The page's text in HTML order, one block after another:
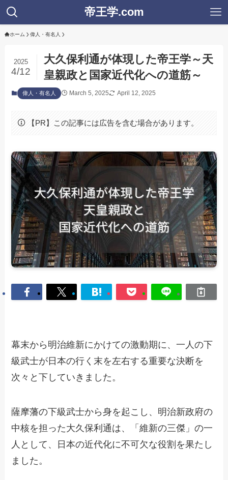
帝王学.com
ホーム 偉人・有名人
大久保利通が体現した帝王学～天
皇親政と国家近代化への道筋～
2025
4/12
偉人・有名人 March 5, 2025 April 12, 2025
【PR】この記事には広告を含む場合があります。
幕末から明治維新にかけての激動期に、一人の下
級武士が日本の行く末を左右する重要な決断を
次々と下していきました。
薩摩藩の下級武士から身を起こし、明治新政府の
中核を担った大久保利通は、「維新の三傑」の一
人として、日本の近代化に不可欠な役割を果たし
ました。